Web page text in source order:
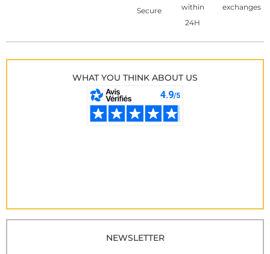
Secure
within
24H
exchanges
WHAT YOU THINK ABOUT US
NEWSLETTER